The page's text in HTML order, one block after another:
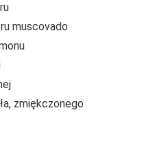
muscovado
zmiękczonego